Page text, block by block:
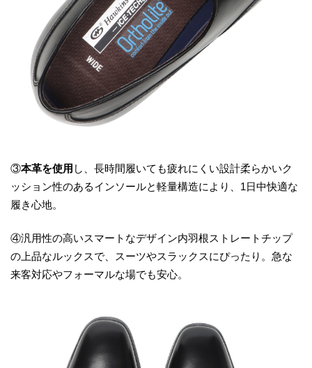
③本革を使用 し、長時間履いても疲れにくい設計柔らかいク
ッション性のあるインソールと軽量構造により、1日中快適な
履き心地。
④汎用性の高いスマートなデザイン内羽根ストレートチップ
の上品なルックスで、スーツやスラックスにぴったり。急な
来客対応やフォーマルな場でも安心。